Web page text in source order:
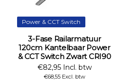
Power & CCT Switch
3-Fase Railarmatuur
120cm Kantelbaar Power
& CCT Switch Zwart CRI90
€82,95 Incl. btw
€68,55 Excl. btw